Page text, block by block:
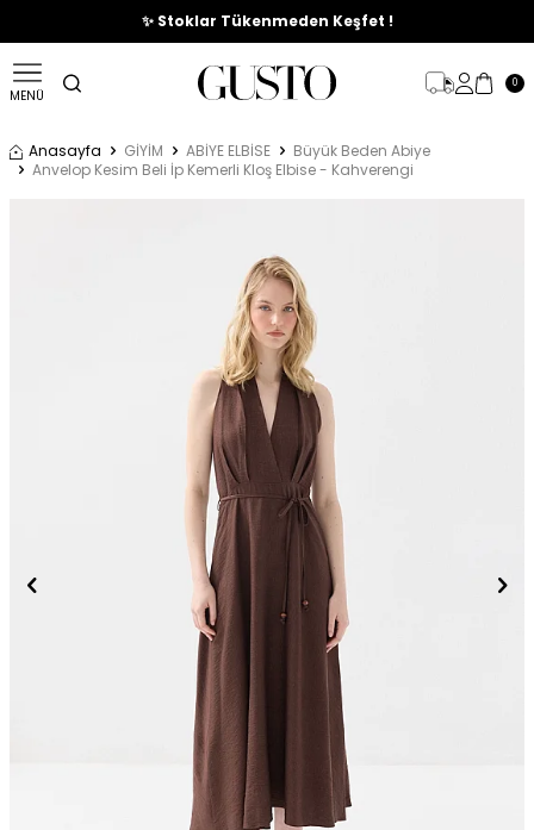
🎉%70'e Varan Büyük Yaz İndirim Başladı !
✨ Stoklar Tükenmeden Keşfet !
MENÜ
0
Anasayfa GİYİM ABİYE ELBİSE
Büyük Beden Abiye
Anvelop Kesim Beli İp Kemerli Kloş Elbise - Kahverengi